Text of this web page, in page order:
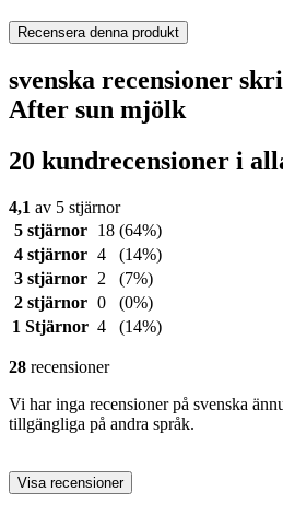
Recensera denna produkt
svenska recensioner
After sun mjölk
20 kundrecensioner i
4,1 av 5 stjärnor
5 stjärnor
18 (64%)
4 stjärnor 4
(14%)
3 stjärnor
2
(7%)
2 stjärnor 0
(0%)
1 Stjärnor 4 (14%)
28 recensioner
Vi har inga recensioner på svenska
tillgängliga på andra språk.
Visa recensioner